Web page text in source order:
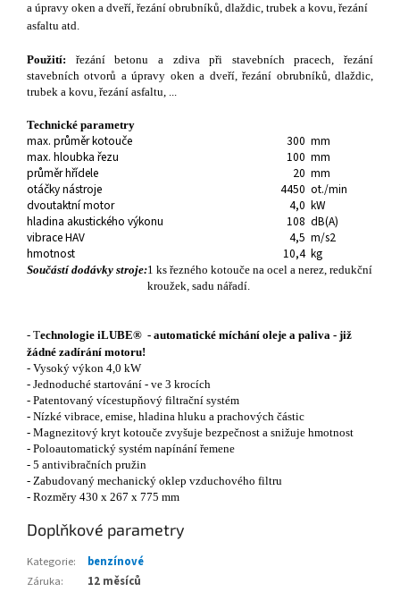
a úpravy oken a dveří, řezání obrubníků, dlaždic, trubek a kovu, řezání
asfaltu atd.
Použití: řezání betonu a zdiva při stavebních pracech, řezání
stavebních otvorů a úpravy oken a dveří, řezání obrubníků, dlaždic,
trubek a kovu, řezání asfaltu, ...
Technické parametry
max. průměr kotouče 300 mm
max. hloubka řezu
100 mm
průměr hřídele
20 mm
otáčky nástroje
4450 ot./min
dvoutaktní motor
4,0 kW
hladina akustického výkonu
108 dB(A)
vibrace HAV
4,5 m/s2
hmotnost
10,4 kg
Součástí dodávky stroje:1 ks řezného kotouče na ocel a nerez, redukční
kroužek, sadu nářadí.
- Technologie iLUBE® - automatické míchání oleje a paliva - již
žádné zadírání motoru!
- Vysoký výkon 4,0 kW
- Jednoduché startování - ve 3 krocích
- Patentovaný vícestupňový filtrační systém
- Nízké vibrace, emise, hladina hluku a prachových částic
- Magnezitový kryt kotouče zvyšuje bezpečnost a snižuje hmotnost
- Poloautomatický systém napínání řemene
- 5 antivibračních pružin
- Zabudovaný mechanický oklep vzduchového filtru
- Rozměry 430 x 267 x 775 mm
Doplňkové parametry
Kategorie:
benzínové
Záruka:
12 měsíců